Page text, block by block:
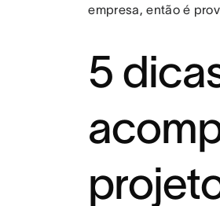
empresa, então é
5